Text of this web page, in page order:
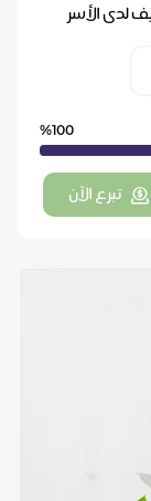
لدى الأسر
%100
تبرع الآن